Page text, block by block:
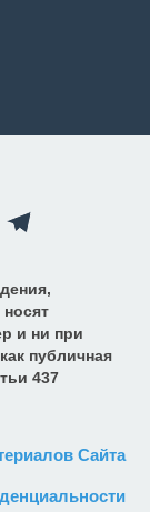
и ни при
публичная
437
Сайта